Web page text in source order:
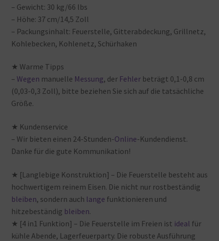
– Gewicht: 30 kg/66 lbs
– Höhe: 37 cm/14,5 Zoll
– Packungsinhalt: Feuerstelle, Gitterabdeckung, Grillnetz,
Kohlebecken, Kohlenetz, Schürhaken
★ Warme Tipps
– Wegen manuelle Messung, der Fehler beträgt 0,1-0,8 cm
(0,03-0,3 Zoll), bitte beziehen Sie sich auf die tatsächliche
Größe.
★ Kundenservice
– Wir bieten einen 24-Stunden-Online-Kundendienst.
Danke für die gute Kommunikation!
★ [Langlebige Konstruktion] – Die Feuerstelle besteht aus
hochwertigem reinem Eisen. Die nicht nur rostbeständig
bleiben, sondern auch lange funktionieren und
hitzebeständig bleiben.
★ [4 in1 Funktion] – Die Feuerstelle im Freien ist ideal für
kühle Abende, Lagerfeuerparty. Die robuste Ausführung